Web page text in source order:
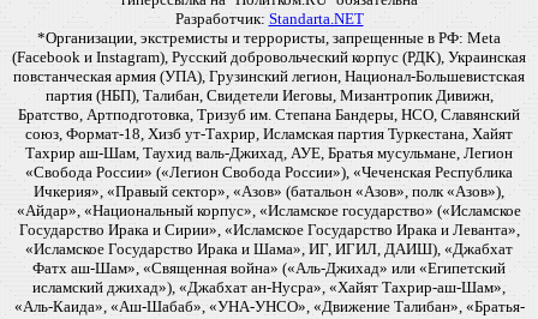
Разработчик: Standarta.NET
*Организации, экстремисты и террористы, запрещенные в РФ: Meta
(Facebook и Instagram), Русский добровольческий корпус (РДК), Украинская
повстанческая армия (УПА), Грузинский легион, Национал-Большевистская
партия (НБП), Талибан, Свидетели Иеговы, Мизантропик Дивижн,
Братство, Артподготовка, Тризуб им. Степана Бандеры, НСО, Славянский
союз, Формат-18, Хизб ут-Тахрир, Исламская партия Туркестана, Хайят
Тахрир аш-Шам, Таухид валь-Джихад, АУЕ, Братья мусульмане, Легион
«Свобода России» («Легион Свобода России»), «Чеченская Республика
Ичкерия», «Правый сектор», «Азов» (батальон «Азов», полк «Азов»),
«Айдар», «Национальный корпус», «Исламское государство» («Исламское
Государство Ирака и Сирии», «Исламское Государство Ирака и Леванта»,
«Исламское Государство Ирака и Шама», ИГ, ИГИЛ, ДАИШ), «Джабхат
Фатх аш-Шам», «Священная война» («Аль-Джихад» или «Египетский
исламский джихад»), «Джабхат ан-Нусра», «Хайят Тахрир-аш-Шам»,
«Аль-Каида», «Аш-Шабаб», «УНА-УНСО», «Движение Талибан», «Братья-